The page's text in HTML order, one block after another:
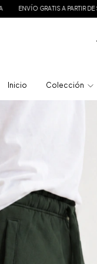
PARTIR DE $175.000
Inicio Colección